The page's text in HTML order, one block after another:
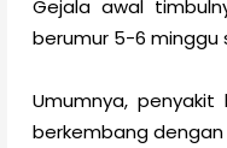
Gejala awal
berumur 5-6 minggu
Umumnya,
berkembang